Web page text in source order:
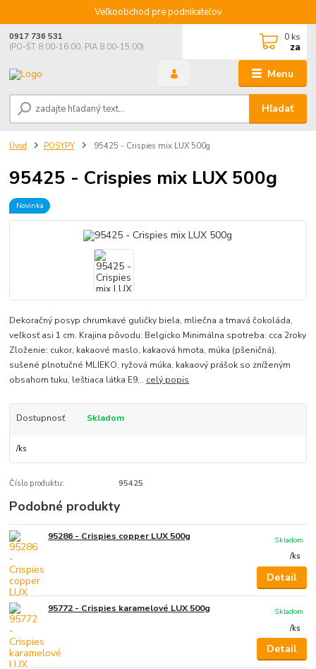
Veľkoobchod pre podnikateľov
Menu
Hľadať
0917 736 531
(PO-ŠT 8:00-16:00, PIA 8:00-15:00)
0 ks
za
Úvod POSYPY 95425 - Crispies mix LUX 500g
95425 - Crispies mix LUX 500g
Novinka
Dekoračný posyp chrumkavé guličky biela, mliečna a tmavá čokoláda,
veľkosť asi 1 cm. Krajina pôvodu: Belgicko Minimálna spotreba: cca 2roky
Zloženie: cukor, kakaové maslo, kakaová hmota, múka (pšeničná),
sušené plnotučné MLIEKO, ryžová múka, kakaový prášok so zníženým
obsahom tuku, leštiaca látka E9... celý popis
Dostupnosť Skladom
/ks
Číslo produktu: 95425
Podobné produkty
95286 - Crispies copper LUX 500g
/ks
Skladom
Detail
95772 - Crispies karamelové LUX 500g
/ks
Skladom
Detail